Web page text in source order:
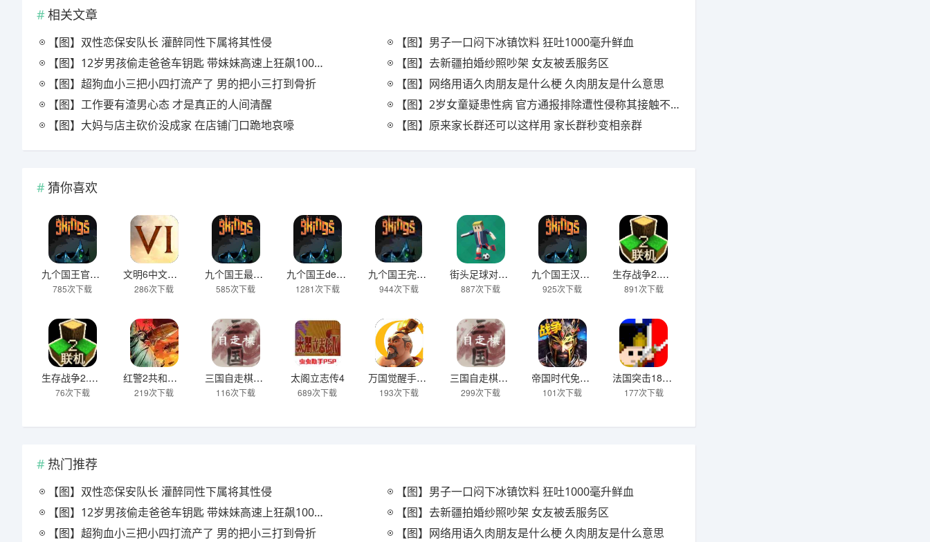
相关文章
【图】双性恋保安队长 灌醉同性下属将其性侵
【图】男子一口闷下冰镇饮料 狂吐1000毫升鲜血
【图】12岁男孩偷走爸爸车钥匙 带妹妹高速上狂飙100公里
【图】去新疆拍婚纱照吵架 女友被丢服务区
【图】超狗血小三把小四打流产了 男的把小三打到骨折
【图】网络用语久肉朋友是什么梗 久肉朋友是什么意思
【图】工作要有渣男心态 才是真正的人间清醒
【图】2岁女童疑患性病 官方通报排除遭性侵称其接触不洁卧具
【图】大妈与店主砍价没成家 在店铺门口跪地哀嚎
【图】原来家长群还可以这样用 家长群秒变相亲群
猜你喜欢
九个国王官方版
785次下载
文明6中文汉化版
286次下载
九个国王最新版
585次下载
九个国王demo
1281次下载
九个国王完整版
944次下载
街头足球对决无广告版
887次下载
九个国王汉化版
925次下载
生存战争2.4四季版本下载
891次下载
生存战争2.4最新版本更新四季下载
76次下载
红警2共和国之辉手机版下载官网
219次下载
三国自走棋手机版
116次下载
太阁立志传4
689次下载
万国觉醒手机版
193次下载
三国自走棋火山哥哥
299次下载
帝国时代免费下载
101次下载
法国突击1812最新版
177次下载
热门推荐
【图】双性恋保安队长 灌醉同性下属将其性侵
【图】男子一口闷下冰镇饮料 狂吐1000毫升鲜血
【图】12岁男孩偷走爸爸车钥匙 带妹妹高速上狂飙100公里
【图】去新疆拍婚纱照吵架 女友被丢服务区
【图】超狗血小三把小四打流产了 男的把小三打到骨折
【图】网络用语久肉朋友是什么梗 久肉朋友是什么意思